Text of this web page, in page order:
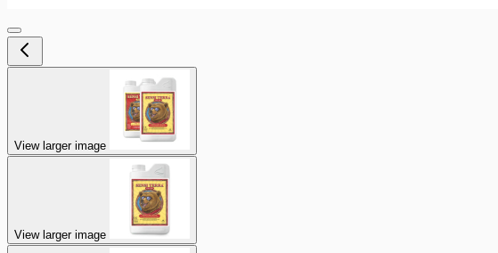
View larger image
View larger image